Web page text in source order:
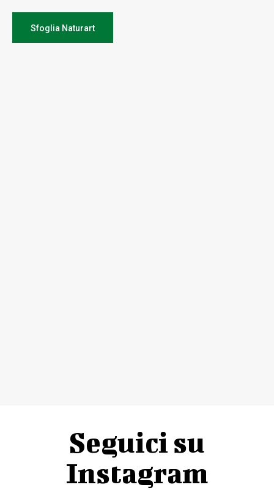
Sfoglia Naturart
Seguici su
Instagram